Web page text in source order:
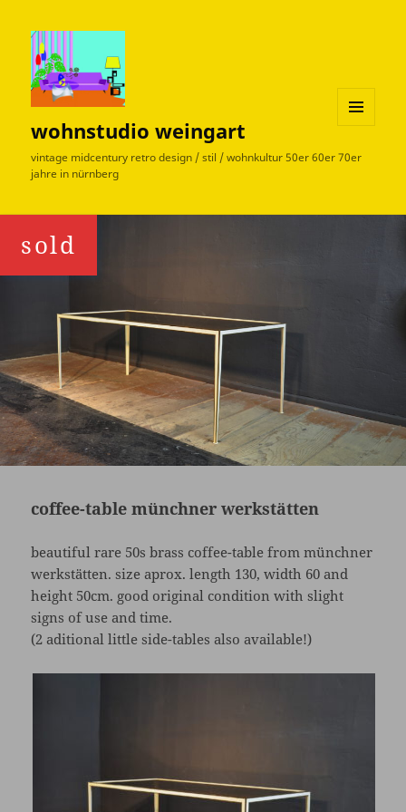
wohnstudio weingart
vintage midcentury retro design / stil / wohnkultur 50er 60er 70er
jahre in nürnberg
WIDGETS
coffee-table münchner werkstätten
beautiful rare 50s brass coffee-table from münchner
werkstätten. size aprox. length 130, width 60 and
height 50cm. good original condition with slight
signs of use and time.
(2 aditional little side-tables also available!)